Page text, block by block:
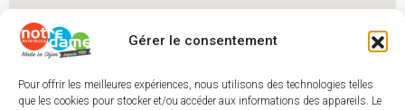
Gérer le consentement
Pour offrir les meilleures expériences, nous utilisons des technologies telles
que les cookies pour stocker et/ou accéder aux informations des appareils. Le